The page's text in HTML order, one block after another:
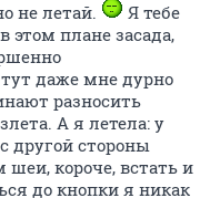
не летай.
Я тебе
этом плане засада,
даже мне дурно
разносить
А я летела: у
другой стороны
шеи, короче, встать и
до кнопки я никак